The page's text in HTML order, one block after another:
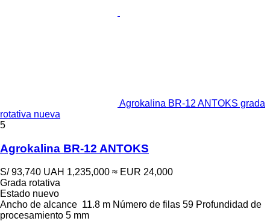
Agrokalina BR-12 ANTOKS grada
rotativa nueva
5
Agrokalina BR-12 ANTOKS
S/ 93,740 UAH 1,235,000 ≈ EUR 24,000
Grada rotativa
Estado nuevo
Ancho de alcance 11.8 m Número de filas 59 Profundidad de
procesamiento 5 mm